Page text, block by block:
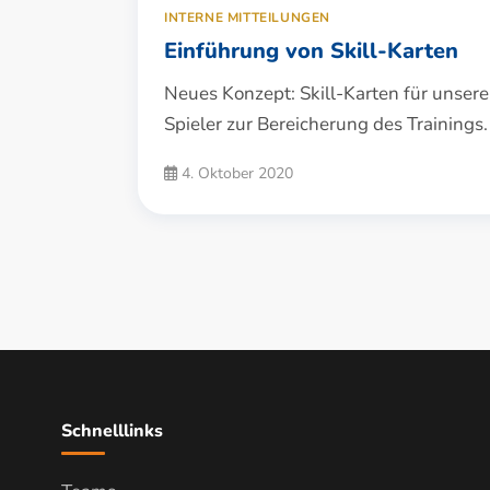
INTERNE MITTEILUNGEN
Einführung von Skill-Karten
Neues Konzept: Skill-Karten für
Spieler zur Bereicherung des Trainings.
4. Oktober 2020
der
Schnelllinks